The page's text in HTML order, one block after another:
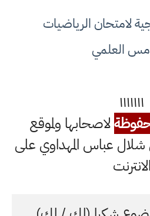
لامتحان الرياضيات
العلمي
١١١١١١١
لاصحابها ولموقع
عباس المهداوي على
الانترنت